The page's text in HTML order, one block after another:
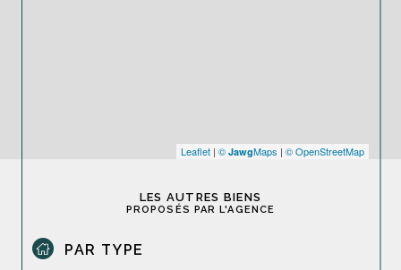
Leaflet | © JawgMaps | © OpenStreetMap
LES AUTRES BIENS
PROPOSÉS PAR L'AGENCE
PAR TYPE